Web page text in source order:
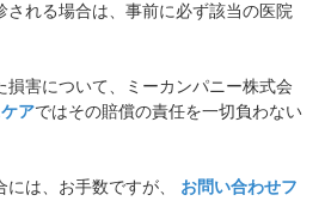
される場合は、事前に必ず該当の医院
損害について、ミーカンパニー株式会
アではその賠償の責任を一切負わない
は、お手数ですが、
お問い合わせフ